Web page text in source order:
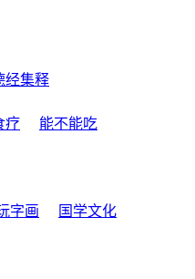
经集释
疗
能不能吃
字画
国学文化